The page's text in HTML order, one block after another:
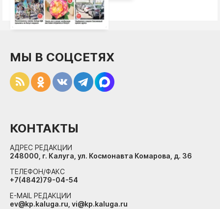
МЫ В СОЦСЕТЯХ
КОНТАКТЫ
АДРЕС РЕДАКЦИИ
248000, г. Калуга, ул. Космонавта Комарова, д. 36
ТЕЛЕФОН/ФАКС
+7(4842)79-04-54
E-MAIL РЕДАКЦИИ
ev@kp.kaluga.ru, vi@kp.kaluga.ru